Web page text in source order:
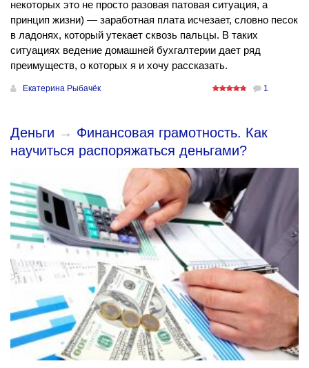
некоторых это не просто разовая патовая ситуация, а
принцип жизни) — заработная плата исчезает, словно песок
в ладонях, который утекает сквозь пальцы. В таких
ситуациях ведение домашней бухгалтерии дает ряд
преимуществ, о которых я и хочу рассказать.
Екатерина Рыбачёк 1
Деньги → Финансовая грамотность. Как
научиться распоряжаться деньгами?